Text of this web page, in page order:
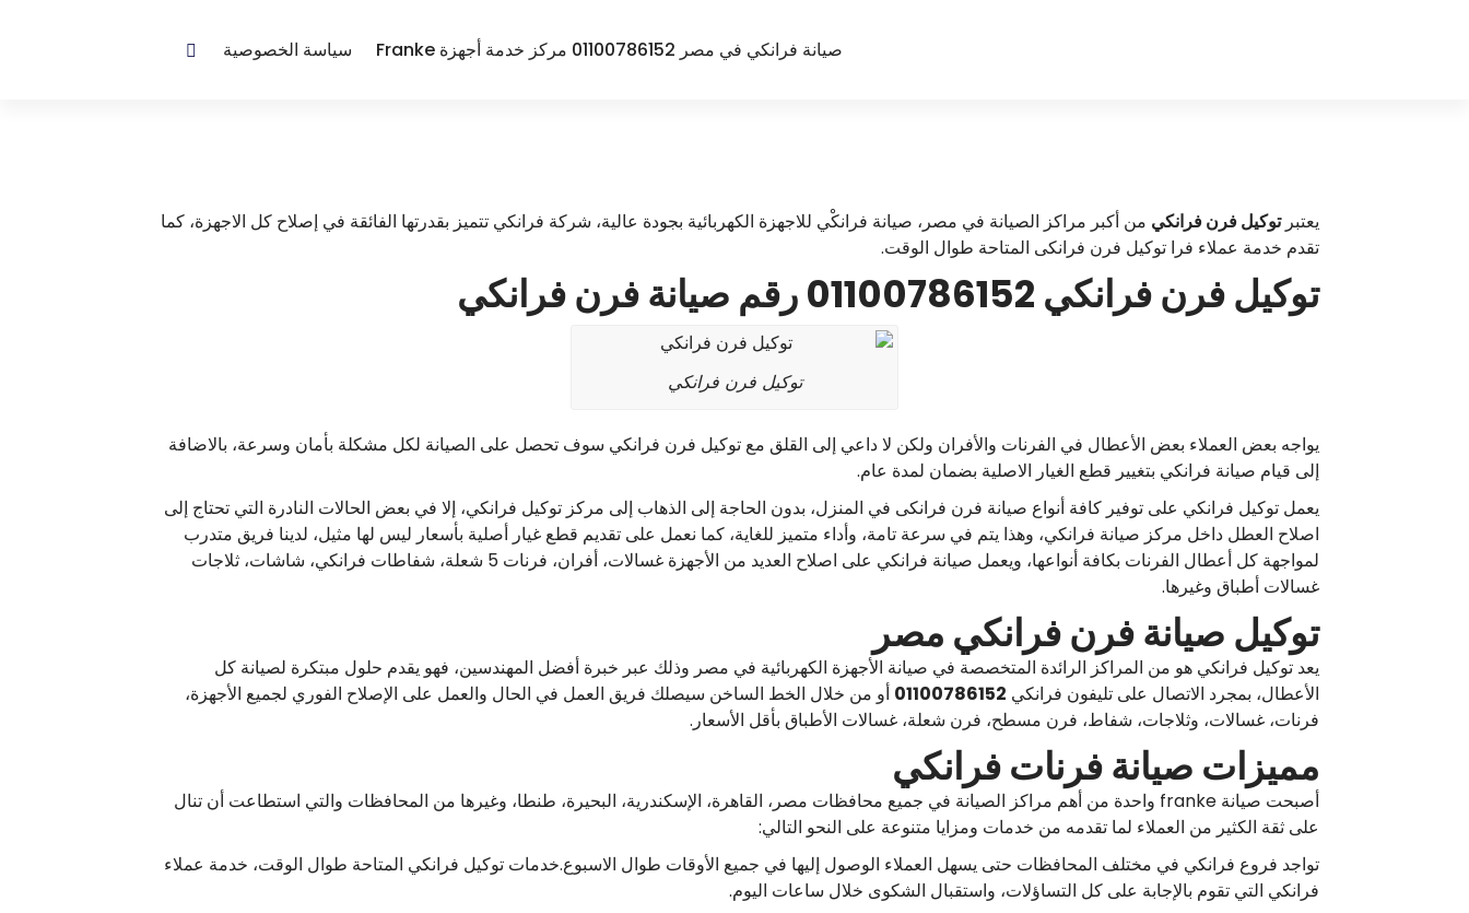
k
e
صيانة فرانكي في مصر 01100786152 مركز خدمة أجهزة Franke سياسة الخصوصية
يعتبرتوكيل فرن فرانكي من أكبر مراكز الصيانة في مصر، صيانة فرانكْي للاجهزة الكهربائية بجودة عالية، شركة فرانكي تتميز بقدرتها الفائقة في إصلاح كل الاجهزة، كما
تقدم خدمة عملاء فرا توكيل فرن فرانكى المتاحة طوال الوقت.
توكيل فرن فرانكي 01100786152 رقم صيانة فرن فرانكي
توكيل فرن فرانكي
يواجه بعض العملاء بعض الأعطال في الفرنات والأفران ولكن لا داعي إلى القلق مع توكيل فرن فرانكي سوف تحصل على الصيانة لكل مشكلة بأمان وسرعة، بالاضافة
إلى قيام صيانة فرانكي بتغيير قطع الغيار الاصلية بضمان لمدة عام.
يعمل توكيل فرانكي على توفير كافة أنواع صيانة فرن فرانكى في المنزل، بدون الحاجة إلى الذهاب إلى مركز توكيل فرانكي، إلا في بعض الحالات النادرة التي تحتاج إلى
اصلاح العطل داخل مركز صيانة فرانكي، وهذا يتم في سرعة تامة، وأداء متميز للغاية، كما نعمل على تقديم قطع غيار أصلية بأسعار ليس لها مثيل، لدينا فريق متدرب
لمواجهة كل أعطال الفرنات بكافة أنواعها، ويعمل صيانة فرانكي على اصلاح العديد من الأجهزة غسالات، أفران، فرنات 5 شعلة، شفاطات فرانكي، شاشات، ثلاجات
غسالات أطباق وغيرها.
توكيل صيانة فرن فرانكي مصر
يعد توكيل فرانكي هو من المراكز الرائدة المتخصصة في صيانة الأجهزة الكهربائية في مصر وذلك عبر خبرة أفضل المهندسين، فهو يقدم حلول مبتكرة لصيانة كل
الأعطال، بمجرد الاتصال على تليفون فرانكي 01100786152 أو من خلال الخط الساخن سيصلك فريق العمل في الحال والعمل على الإصلاح الفوري لجميع الأجهزة،
فرنات، غسالات، وثلاجات، شفاط، فرن مسطح، فرن شعلة، غسالات الأطباق بأقل الأسعار.
مميزات صيانة فرنات فرانكي
أصبحت صيانة franke واحدة من أهم مراكز الصيانة في جميع محافظات مصر، القاهرة، الإسكندرية، البحيرة، طنطا، وغيرها من المحافظات والتي استطاعت أن تنال
على ثقة الكثير من العملاء لما تقدمه من خدمات ومزايا متنوعة على النحو التالي:
تواجد فروع فرانكي في مختلف المحافظات حتى يسهل العملاء الوصول إليها في جميع الأوقات طوال الاسبوع.خدمات توكيل فرانكي المتاحة طوال الوقت، خدمة عملاء
فرانكي التي تقوم بالإجابة على كل التساؤلات، واستقبال الشكوى خلال ساعات اليوم.